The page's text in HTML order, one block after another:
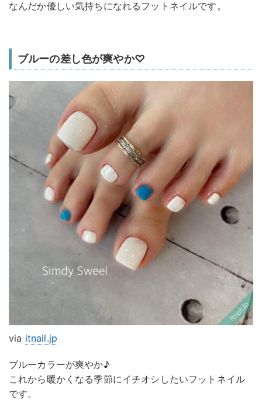
なんだか優しい気持ちになれるフットネイルです。
ブルーの差し色が爽やか♡
via itnail.jp
ブルーカラーが爽やか♪
これから暖かくなる季節にイチオシしたいフットネイル
です。